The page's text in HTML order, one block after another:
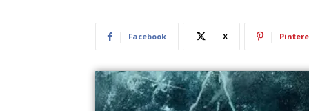
Facebook X